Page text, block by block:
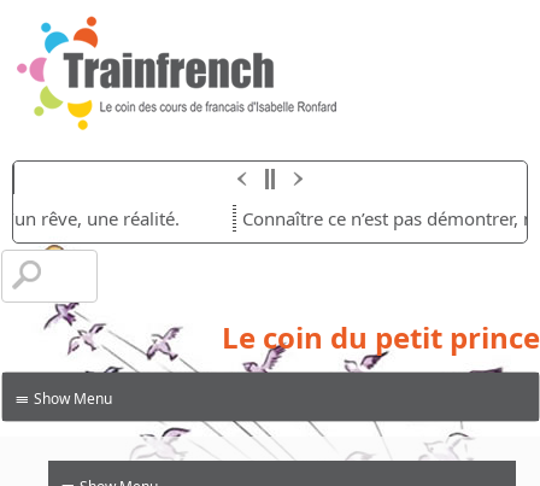
rêve, une réalité. Connaître ce n’est pas démontrer, ni
Le coin du petit prince
≡